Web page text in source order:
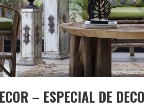
– ESPECIAL DE